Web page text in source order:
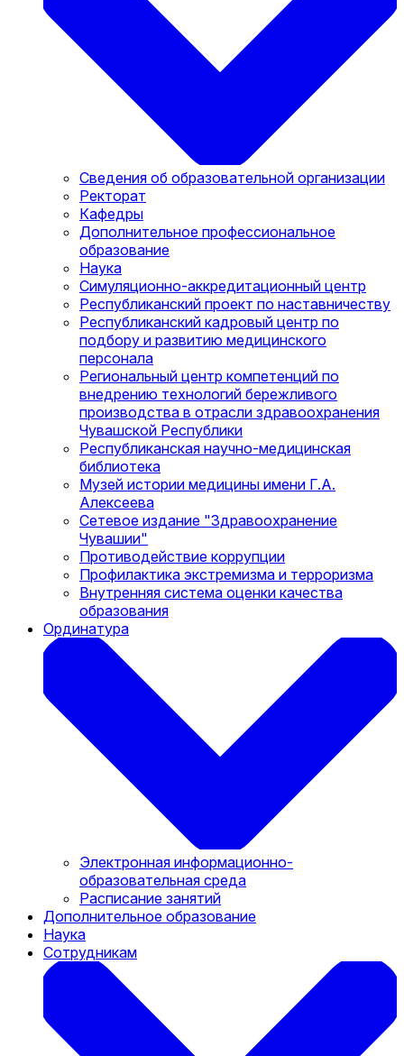
Сведения об образовательной организации
Ректорат
Кафедры
Дополнительное профессиональное
образование
Наука
Симуляционно-аккредитационный центр
Республиканский проект по наставничеству
Республиканский кадровый центр по
подбору и развитию медицинского
персонала
Региональный центр компетенций по
внедрению технологий бережливого
производства в отрасли здравоохранения
Чувашской Республики
Республиканская научно-медицинская
библиотека
Музей истории медицины имени Г.А.
Алексеева
Сетевое издание "Здравоохранение
Чувашии"
Противодействие коррупции
Профилактика экстремизма и терроризма
Внутренняя система оценки качества
образования
Ординатура
Электронная информационно-
образовательная среда
Расписание занятий
Дополнительное образование
Наука
Сотрудникам